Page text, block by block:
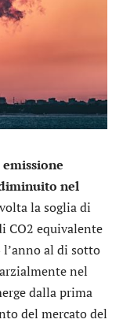
nel
la soglia di
CO2 equivalente
al di sotto
nel
dalla prima
del mercato del